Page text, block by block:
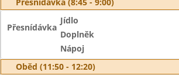
Přesnídávka
Jídlo
Doplněk
Nápoj
Oběd (11:50 - 12:20)